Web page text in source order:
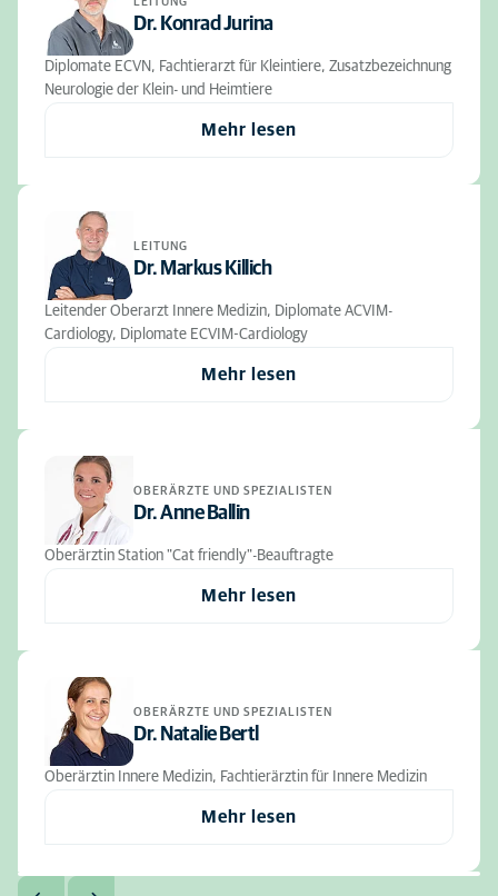
Dr. Konrad Jurina
Diplomate ECVN, Fachtierarzt für Kleintiere, Zusatzbezeichnung
Neurologie der Klein- und Heimtiere
Mehr lesen
LEITUNG
Dr. Markus Killich
Leitender Oberarzt Innere Medizin, Diplomate ACVIM-
Cardiology, Diplomate ECVIM-Cardiology
Mehr lesen
OBERÄRZTE UND SPEZIALISTEN
Dr. Anne Ballin
Oberärztin Station "Cat friendly"-Beauftragte
Mehr lesen
OBERÄRZTE UND SPEZIALISTEN
Dr. Natalie Bertl
Oberärztin Innere Medizin, Fachtierärztin für Innere Medizin
Mehr lesen